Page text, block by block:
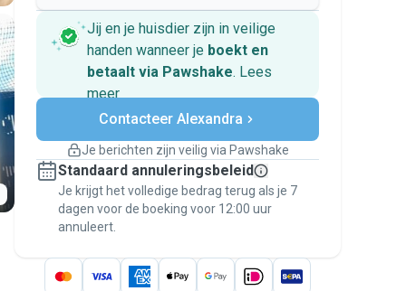
Jij en je huisdier zijn in veilige
handen wanneer je boekt en
betaalt via Pawshake. Lees
meer
Veilig betalen
Hulp als plannen veranderen
Regel alles via Pawshake — van eerste
bericht tot betaling — en geniet van de
Pawshake Garantie.
Contacteer Alexandra
Je berichten zijn veilig via Pawshake
Standaard annuleringsbeleid
Je krijgt het volledige bedrag terug als je 7
dagen voor de boeking voor 12:00 uur
annuleert.